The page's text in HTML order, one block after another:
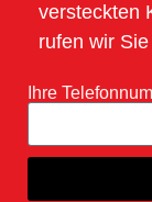
versteckten
rufen wir
Ihre